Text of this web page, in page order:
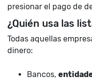
presionar el pago de
¿Quién usa las
Todas aquellas
dinero:
Bancos,